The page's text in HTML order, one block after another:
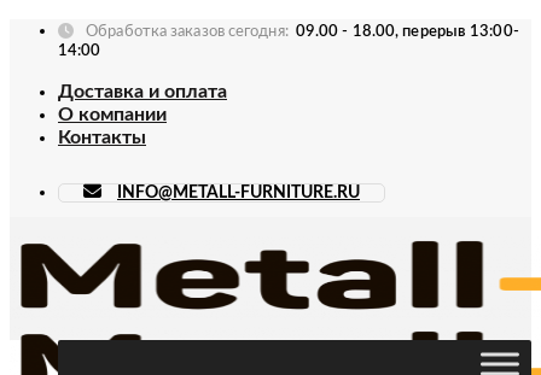
Skip
Обработка заказов сегодня: 09.00 - 18.00, перерыв 13:00-
14:00
Доставка и оплата
О компании
Контакты
INFO@METALL-FURNITURE.RU